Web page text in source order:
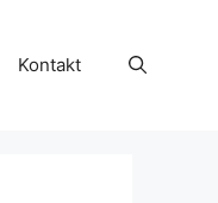
Kontakt